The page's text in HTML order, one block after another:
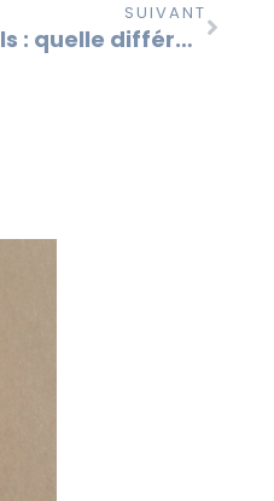
SUIVANT
Valoriser une entreprise ou ses actifs immatériels : quelle différence?